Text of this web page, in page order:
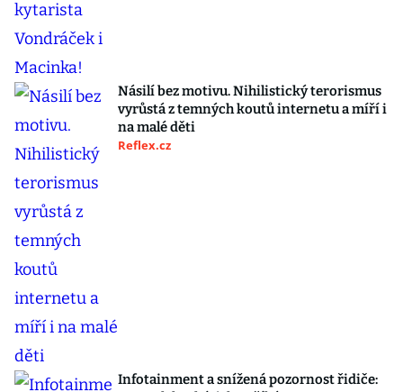
Násilí bez motivu. Nihilistický terorismus
vyrůstá z temných koutů internetu a míří i
na malé děti
Reflex.cz
Infotainment a snížená pozornost řidiče: